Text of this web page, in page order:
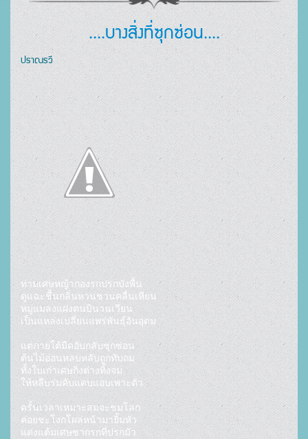
....บางสิ่งที่ซุกซ่อน....
ปราณรวี
ท่ามเศษหญ้ากองรกปรกบังพื้น
ดูแฉะชื้นกลิ่นหวนชวนคลื่นเหียน
หมู่แมลงแฝงตนบินวนเวียน
เป็นแหล่งเปลี่ยนแพร่พันธุ์อันอุดม
แต่ภายใต้มืดอับกลับซุกซ่อน
ต้นไม้อ่อนหลบหลับถูกทับถม
ทั้งใบเก่าเศษกิ่งต่างทิ้งจม
ให้หลืบร่มคับแคบแอบเพาะตัว
ครั้นเวลาเหมาะสมจะชมโลก
ค่อยชะโงกโผล่หน้ามายิ้มหัว
แต่งแต้มเศษซากรกที่ปรกมัว